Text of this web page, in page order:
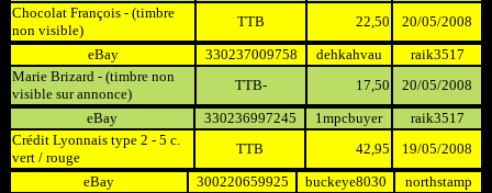
Chocolat François - (timbre
non visible)
TTB 22,50
20/05/2008
eBay
330237009758 dehkahvau
raik3517
Marie Brizard - (timbre non
visible sur annonce)
TTB- 17,50
20/05/2008
eBay
330236997245 1mpcbuyer
raik3517
Crédit Lyonnais type 2 - 5 c.
vert / rouge
TTB 42,95
19/05/2008
eBay
300220659925 buckeye8030
northstamp